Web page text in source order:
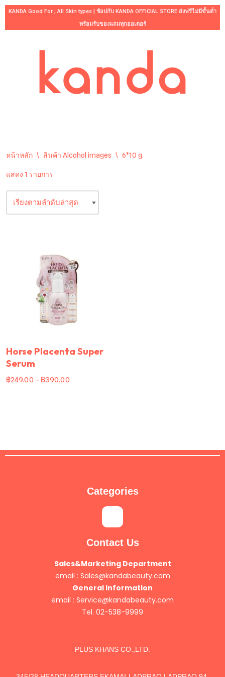
KANDA Good For ; All Skin types | ช้อปกับ KANDA OFFICIAL STORE ส่งฟรีไม่มีขั้นต่ำ
พร้อมรับของแถมทุกออเดอร์
หน้าหลัก \ สินค้า Alcohol images \ 6*10 g.
แสดง 1 รายการ
Horse Placenta Super
Serum
฿249.00 – ฿390.00
Categories
Contact Us
Sales&Marketing Department
email : Sales@kandabeauty.com
General Information
email : Service@kandabeauty.com
Tel. 02-538-9999
PLUS KHANS CO.,LTD.